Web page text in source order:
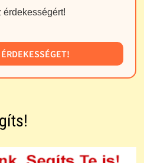
érdekességért!